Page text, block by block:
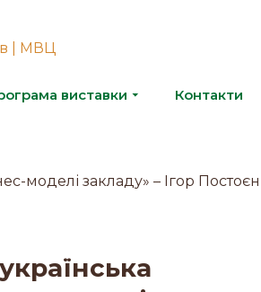
| МВЦ
виставки Контакти